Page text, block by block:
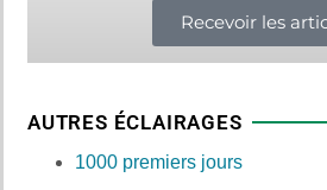
Recevoir les
AUTRES ÉCLAIRAGES
1000 premiers jours